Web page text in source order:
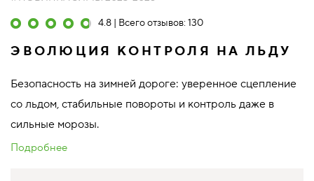
4.8 | Всего отзывов: 130
ЭВОЛЮЦИЯ КОНТРОЛЯ НА ЛЬДУ
Безопасность на зимней дороге: уверенное сцепление
со льдом, стабильные повороты и контроль даже в
сильные морозы.
Подробнее